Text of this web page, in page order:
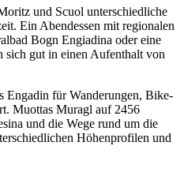
und Scuol unterschiedliche
Ein Abendessen mit regionalen
Bogn Engiadina oder eine
sich gut in einen Aufenthalt von
Engadin für Wanderungen, Bike-
Muottas Muragl auf 2456
und die Wege rund um die
Höhenprofilen und